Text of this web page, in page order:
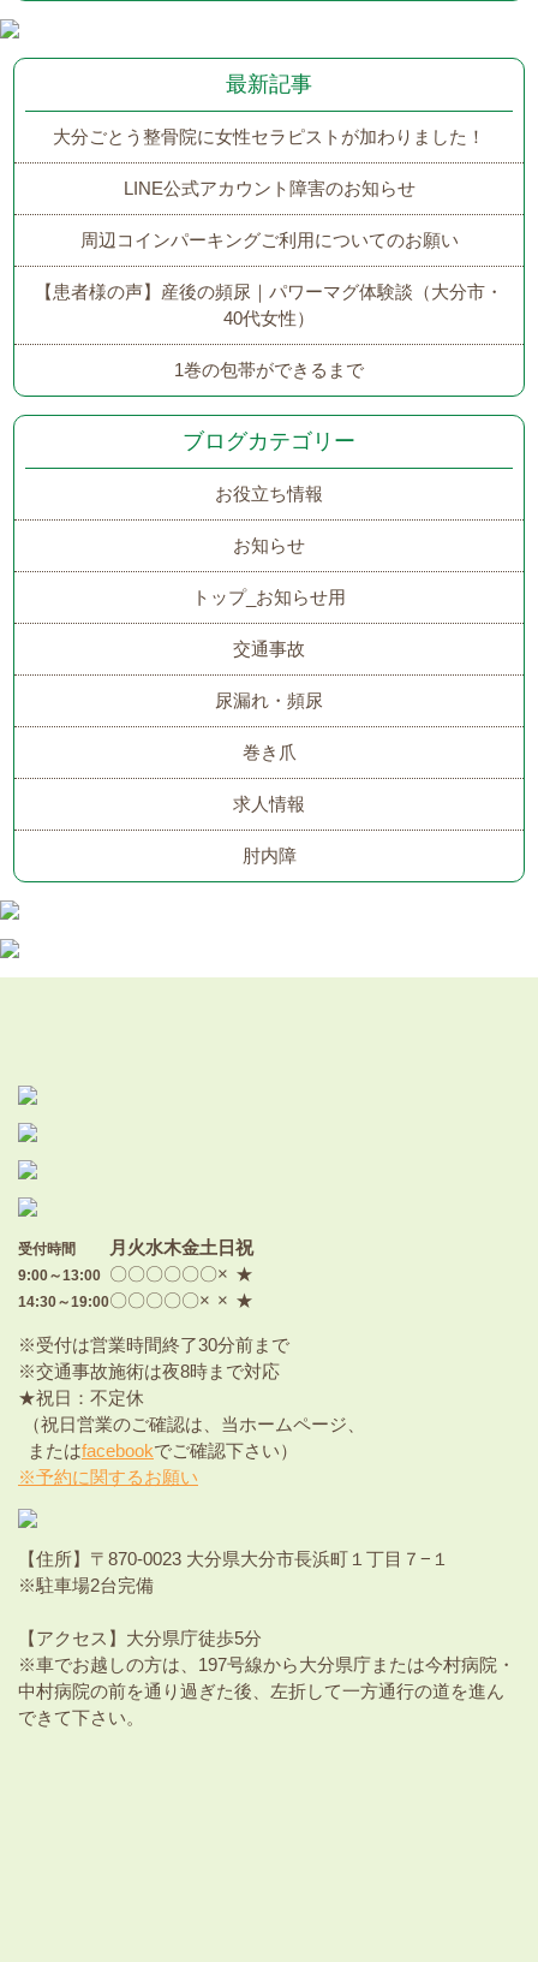
最新記事
大分ごとう整骨院に女性セラピストが加わりました！
LINE公式アカウント障害のお知らせ
周辺コインパーキングご利用についてのお願い
【患者様の声】産後の頻尿｜パワーマグ体験談（大分市・
40代女性）
1巻の包帯ができるまで
ブログカテゴリー
お役立ち情報
お知らせ
トップ_お知らせ用
交通事故
尿漏れ・頻尿
巻き爪
求人情報
肘内障
受付時間 月 火水木金土 日祝
9:00～13:00 〇〇〇〇〇〇× ★
14:30～19:00〇〇〇〇〇× × ★
※受付は営業時間終了30分前まで
※交通事故施術は夜8時まで対応
★祝日：不定休
（祝日営業のご確認は、当ホームページ、
またはfacebookでご確認下さい）
※予約に関するお願い
【住所】〒870-0023 大分県大分市長浜町１丁目７−１
※駐車場2台完備
【アクセス】大分県庁徒歩5分
※車でお越しの方は、197号線から大分県庁または今村病院・
中村病院の前を通り過ぎた後、左折して一方通行の道を進ん
できて下さい。